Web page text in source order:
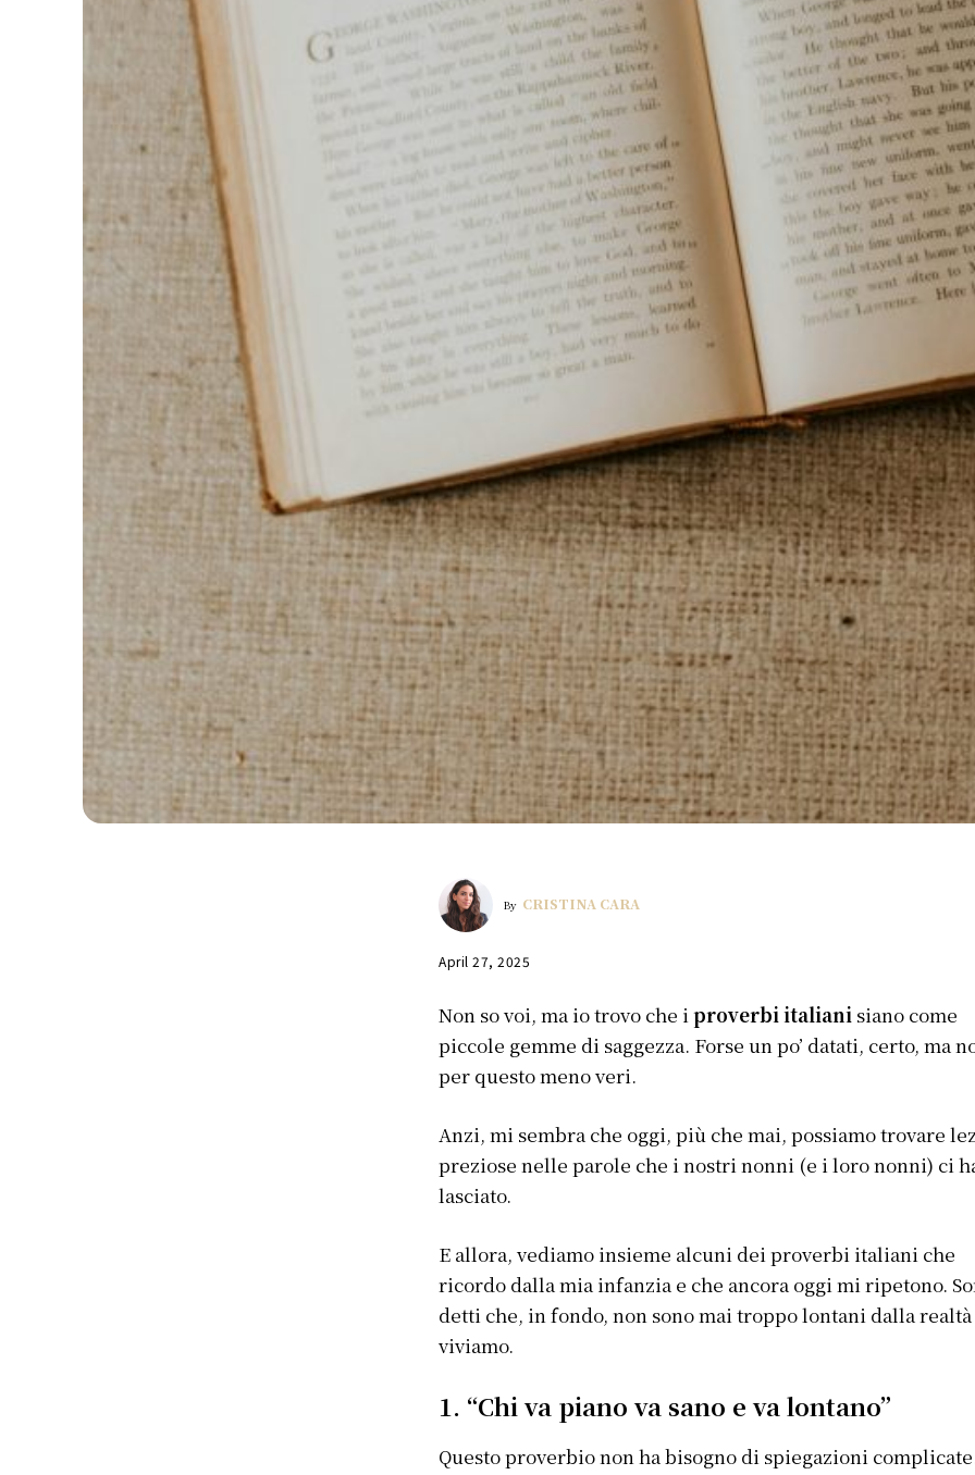
By CRISTINA CARA
April 27, 2025
Non so voi, ma io trovo che iproverbi italiani siano come
piccole gemme di saggezza. Forse un po’ datati, certo, ma
per questo meno veri.
Anzi, mi sembra che oggi, più che mai, possiamo trovare
preziose nelle parole che i nostri nonni (e i loro nonni) ci
lasciato.
E allora, vediamo insieme alcuni dei proverbi italiani che
ricordo dalla mia infanzia e che ancora oggi mi ripetono.
detti che, in fondo, non sono mai troppo lontani dalla realtà
viviamo.
1. “Chi va piano va sano e va lontano”
Questo proverbio non ha bisogno di spiegazioni